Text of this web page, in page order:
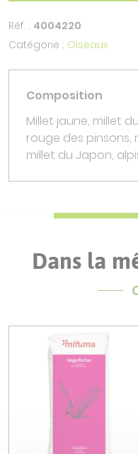
Réf. : 4004220
Catégorie : Oiseaux
Composition
Millet jaune, millet
rouge des pinsons,
millet du Japon,
Dans la